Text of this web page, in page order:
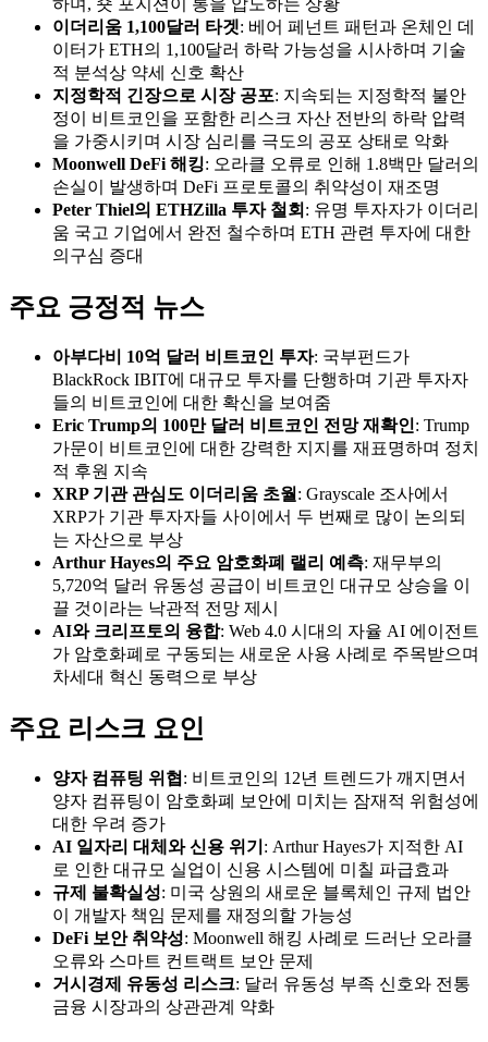
하며, 숏 포지션이 롱을 압도하는 상황
이더리움 1,100달러 타겟: 베어 페넌트 패턴과 온체인 데
이터가 ETH의 1,100달러 하락 가능성을 시사하며 기술
적 분석상 약세 신호 확산
지정학적 긴장으로 시장 공포: 지속되는 지정학적 불안
정이 비트코인을 포함한 리스크 자산 전반의 하락 압력
을 가중시키며 시장 심리를 극도의 공포 상태로 악화
Moonwell DeFi 해킹: 오라클 오류로 인해 1.8백만 달러의
손실이 발생하며 DeFi 프로토콜의 취약성이 재조명
Peter Thiel의 ETHZilla 투자 철회 : 유명 투자자가 이더리
움 국고 기업에서 완전 철수하며 ETH 관련 투자에 대한
의구심 증대
주요 긍정적 뉴스
아부다비 10억 달러 비트코인 투자: 국부펀드가
BlackRock IBIT에 대규모 투자를 단행하며 기관 투자자
들의 비트코인에 대한 확신을 보여줌
Eric Trump의 100만 달러 비트코인 전망 재확인: Trump
가문이 비트코인에 대한 강력한 지지를 재표명하며 정치
적 후원 지속
XRP 기관 관심도 이더리움 초월 : Grayscale 조사에서
XRP가 기관 투자자들 사이에서 두 번째로 많이 논의되
는 자산으로 부상
Arthur Hayes의 주요 암호화폐 랠리 예측: 재무부의
5,720억 달러 유동성 공급이 비트코인 대규모 상승을 이
끌 것이라는 낙관적 전망 제시
AI와 크리프토의 융합: Web 4.0 시대의 자율 AI 에이전트
가 암호화폐로 구동되는 새로운 사용 사례로 주목받으며
차세대 혁신 동력으로 부상
주요 리스크 요인
양자 컴퓨팅 위협 : 비트코인의 12년 트렌드가 깨지면서
양자 컴퓨팅이 암호화폐 보안에 미치는 잠재적 위험성에
대한 우려 증가
AI 일자리 대체와 신용 위기 : Arthur Hayes가 지적한 AI
로 인한 대규모 실업이 신용 시스템에 미칠 파급효과
규제 불확실성: 미국 상원의 새로운 블록체인 규제 법안
이 개발자 책임 문제를 재정의할 가능성
DeFi 보안 취약성: Moonwell 해킹 사례로 드러난 오라클
오류와 스마트 컨트랙트 보안 문제
거시경제 유동성 리스크: 달러 유동성 부족 신호와 전통
금융 시장과의 상관관계 약화